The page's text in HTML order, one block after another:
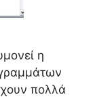
η
πολλά